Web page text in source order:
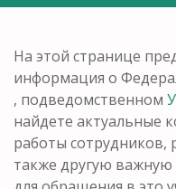
На этой странице
информация о
, подведомственном
найдете актуальные
работы
также другую